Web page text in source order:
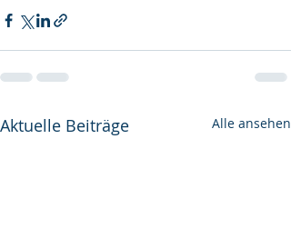
Aktuelle Beiträge Alle ansehen